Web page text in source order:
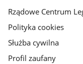
Rządowe Centrum
Polityka cookies
Służba cywilna
Profil zaufany